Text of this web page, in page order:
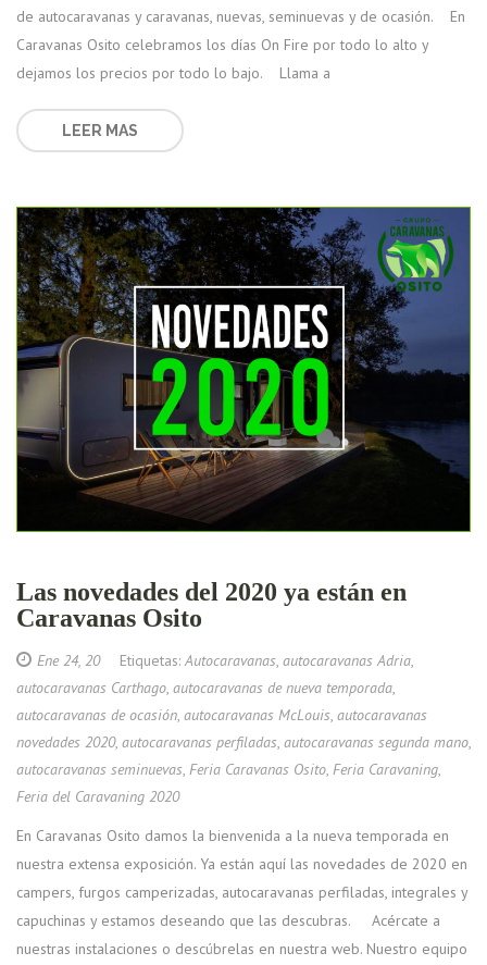
de autocaravanas y caravanas, nuevas, seminuevas y de ocasión. En
Caravanas Osito celebramos los días On Fire por todo lo alto y
dejamos los precios por todo lo bajo. Llama a
LEER MAS
Las novedades del 2020 ya están en
Caravanas Osito
Ene 24, 20Etiquetas: Autocaravanas, autocaravanas Adria,
autocaravanas Carthago, autocaravanas de nueva temporada,
autocaravanas de ocasión, autocaravanas McLouis, autocaravanas
novedades 2020, autocaravanas perfiladas, autocaravanas segunda mano,
autocaravanas seminuevas, Feria Caravanas Osito, Feria Caravaning,
Feria del Caravaning 2020
En Caravanas Osito damos la bienvenida a la nueva temporada en
nuestra extensa exposición. Ya están aquí las novedades de 2020 en
campers, furgos camperizadas, autocaravanas perfiladas, integrales y
capuchinas y estamos deseando que las descubras. Acércate a
nuestras instalaciones o descúbrelas en nuestra web. Nuestro equipo